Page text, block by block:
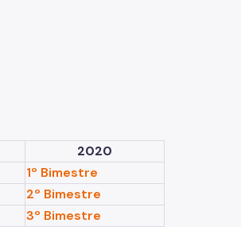
2020
1º Bimestre
2º Bimestre
3º Bimestre